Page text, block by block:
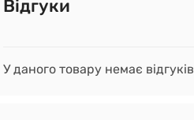
Відгуки
У даного товару немає відгуків